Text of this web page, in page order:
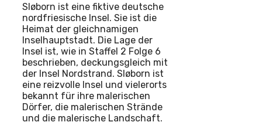
Sløborn ist eine fiktive deutsche
nordfriesische Insel. Sie ist die
Heimat der gleichnamigen
Inselhauptstadt. Die Lage der
Insel ist, wie in Staffel 2 Folge 6
beschrieben, deckungsgleich mit
der Insel Nordstrand. Sløborn ist
eine reizvolle Insel und vielerorts
bekannt für ihre malerischen
Dörfer, die malerischen Strände
und die malerische Landschaft.